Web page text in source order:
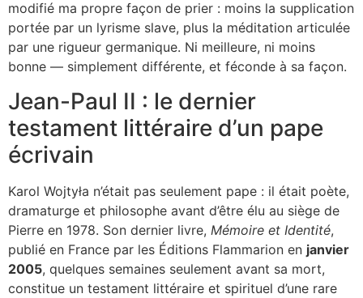
modifié ma propre façon de prier : moins la supplication
portée par un lyrisme slave, plus la méditation articulée
par une rigueur germanique. Ni meilleure, ni moins
bonne — simplement différente, et féconde à sa façon.
Jean-Paul II : le dernier
testament littéraire d’un pape
écrivain
Karol Wojtyła n’était pas seulement pape : il était poète,
dramaturge et philosophe avant d’être élu au siège de
Pierre en 1978. Son dernier livre, Mémoire et Identité,
publié en France par les Éditions Flammarion en janvier
2005, quelques semaines seulement avant sa mort,
constitue un testament littéraire et spirituel d’une rare